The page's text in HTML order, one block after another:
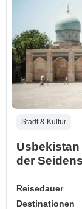
Stadt & Kultur
der
Reisedauer
Destinationen